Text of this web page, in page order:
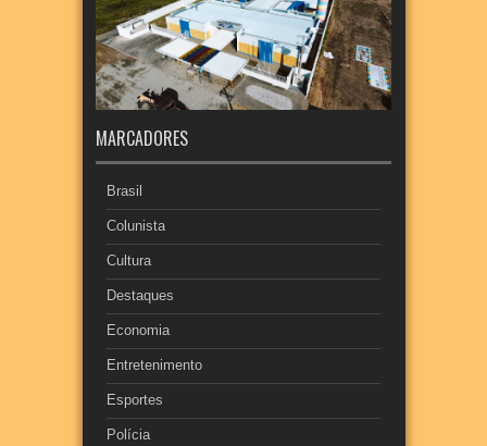
MARCADORES
Brasil
Colunista
Cultura
Destaques
Economia
Entretenimento
Esportes
Polícia